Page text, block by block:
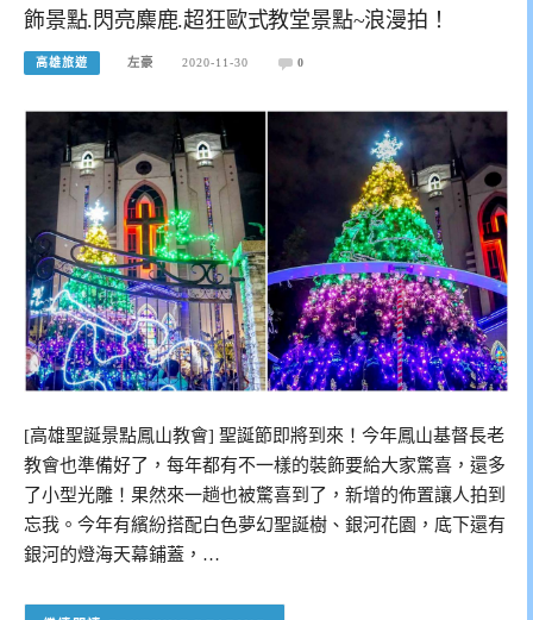
飾景點.閃亮麋鹿.超狂歐式教堂景點~浪漫拍！
高雄旅遊 左豪 2020-11-30 0
[高雄聖誕景點鳳山教會] 聖誕節即將到來！今年鳳山基督長老
教會也準備好了，每年都有不一樣的裝飾要給大家驚喜，還多
了小型光雕！果然來一趟也被驚喜到了，新增的佈置讓人拍到
忘我。今年有繽紛搭配白色夢幻聖誕樹、銀河花園，底下還有
銀河的燈海天幕鋪蓋，…